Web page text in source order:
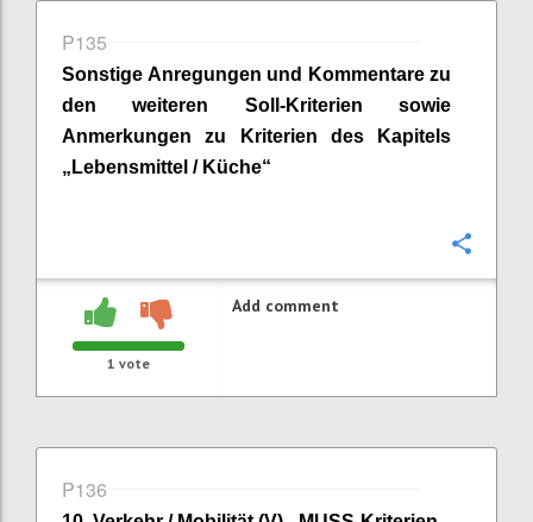
P135
Sonstige Anregungen und Kommentare zu
den weiteren Soll-Kriterien sowie
Anmerkungen zu Kriterien des Kapitels
„ Lebensmittel / Küche“
1 vote
Add comment
P136